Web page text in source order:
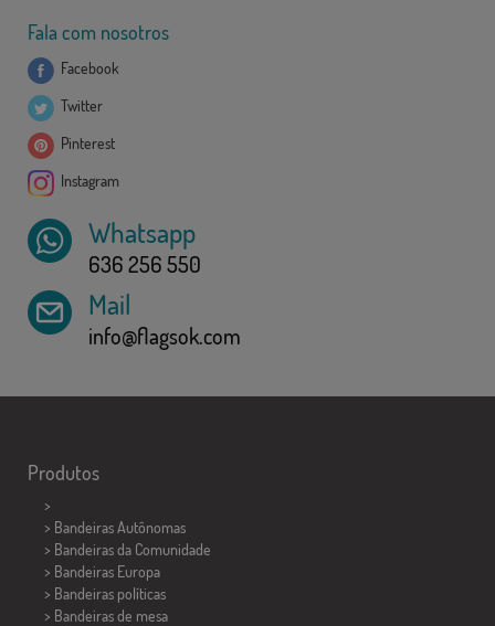
Fala com nosotros
Facebook
Twitter
Pinterest
Instagram
Whatsapp
636 256 550
Mail
info@flagsok.com
Produtos
>
> Bandeiras Autônomas
> Bandeiras da Comunidade
> Bandeiras Europa
> Bandeiras políticas
> Bandeiras de mesa